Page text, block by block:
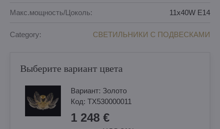
Макс.мощность/Цоколь: 11x40W E14
Category: СВЕТИЛЬНИКИ С ПОДВЕСКАМИ
Выберите вариант цвета
Вариант: Золотo
Код: TX530000011
1 248 €